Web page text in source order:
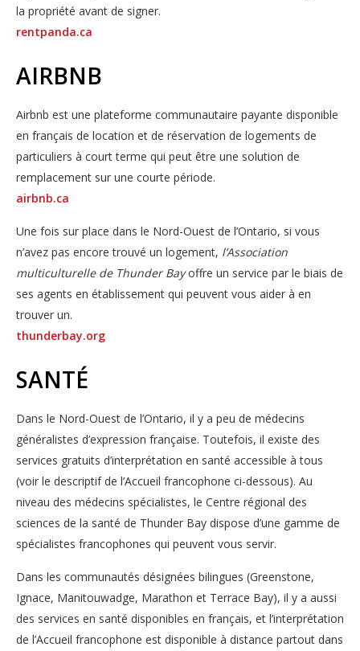
la propriété avant de signer.
rentpanda.ca
AIRBNB
Airbnb est une plateforme communautaire payante disponible
en français de location et de réservation de logements de
particuliers à court terme qui peut être une solution de
remplacement sur une courte période.
airbnb.ca
Une fois sur place dans le Nord-Ouest de l’Ontario, si vous
n’avez pas encore trouvé un logement, l’Association
multiculturelle de Thunder Bayoffre un service par le biais de
ses agents en établissement qui peuvent vous aider à en
trouver un.
thunderbay.org
SANTÉ
Dans le Nord-Ouest de l’Ontario, il y a peu de médecins
généralistes d’expression française. Toutefois, il existe des
services gratuits d’interprétation en santé accessible à tous
(voir le descriptif de l’Accueil francophone ci-dessous). Au
niveau des médecins spécialistes, le Centre régional des
sciences de la santé de Thunder Bay dispose d’une gamme de
spécialistes francophones qui peuvent vous servir.
Dans les communautés désignées bilingues (Greenstone,
Ignace, Manitouwadge, Marathon et Terrace Bay), il y a aussi
des services en santé disponibles en français, et l’interprétation
de l’Accueil francophone est disponible à distance partout dans